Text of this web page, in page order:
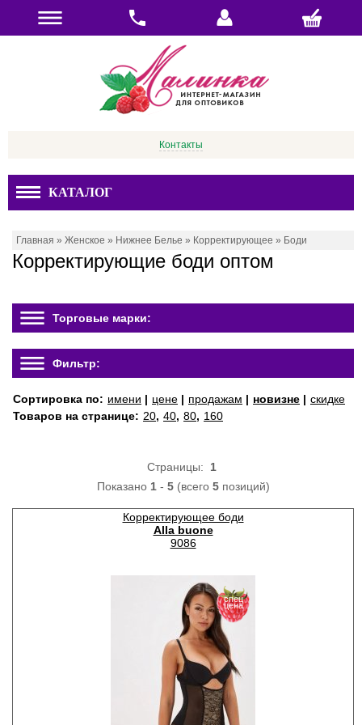
Контакты
КАТАЛОГ
Главная » Женское » Нижнее Белье » Корректирующее » Боди
Корректирующие боди оптом
Торговые марки:
Фильтр:
Сортировка по: имени | цене | продажам | новизне | скидке
Товаров на странице: 20, 40, 80, 160
Страницы: 1
Показано 1- 5(всего 5позиций)
Корректирующее боди
Alla buone
9086
спец
цена